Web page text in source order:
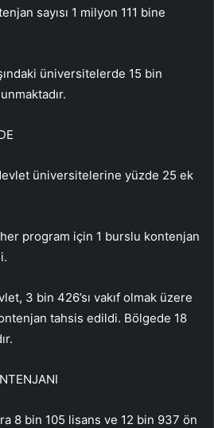
sayısı 1 milyon 111 bine
üniversitelerde 15 bin
üniversitelerine yüzde 25 ek
program için 1 burslu kontenjan
3 bin 426’sı vakıf olmak üzere
tahsis edildi. Bölgede 18
8 bin 105 lisans ve 12 bin 937 ön